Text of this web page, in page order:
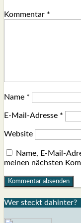
Kommentar *
Name *
E-Mail-Adresse *
Website
Name, E-Mail-
meinen nächsten
Wer steckt dahin­ter?